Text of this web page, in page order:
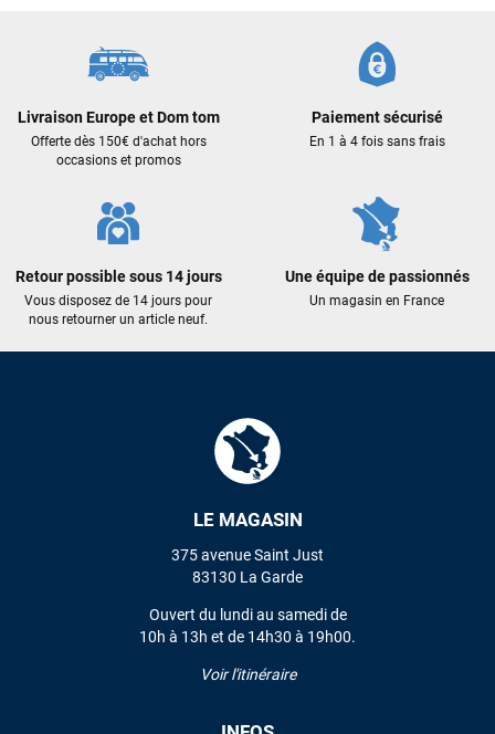
Livraison Europe et Dom tom
Offerte dès 150€ d'achat hors
occasions et promos
Paiement sécurisé
En 1 à 4 fois sans frais
Retour possible sous 14 jours
Vous disposez de 14 jours pour
nous retourner un article neuf.
Une équipe de passionnés
Un magasin en France
LE MAGASIN
375 avenue Saint Just
83130 La Garde
Ouvert du lundi au samedi de
10h à 13h et de 14h30 à 19h00.
Voir l'itinéraire
François
il y a un mois
J’ai commandé un pack via leur site internet. À peine la
commande validée, le magasin m’a appelé pour confirmer
avec moi les caractéristiques des équipements, me conseiller
sur le matériel à choisir, et m’a même offert du matériel en
le lendemain, et j’ai bien reçu tout le matériel dans un colis
propre et soigné. Plus qu’à tester ça sur l’eau ! Je
recommande vivement ce magasin pour son
encore pour cette severne dyno !
J'ai acheté une voile d'occasion depuis Tahiti. Super service.
L'envoi a été rapide. La voile est arrivée en super état.